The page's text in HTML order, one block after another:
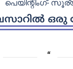
പെയിന്റിംഗ്-
ഒരു